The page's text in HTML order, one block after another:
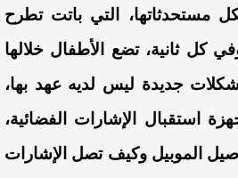
مستحدثاتها، التي باتت تطرح
كل ثانية، تضع الأطفال خلالها
جديدة ليس لديه عهد بها،
استقبال الإشارات الفضائية،
الموبيل وكيف تصل الإشارات